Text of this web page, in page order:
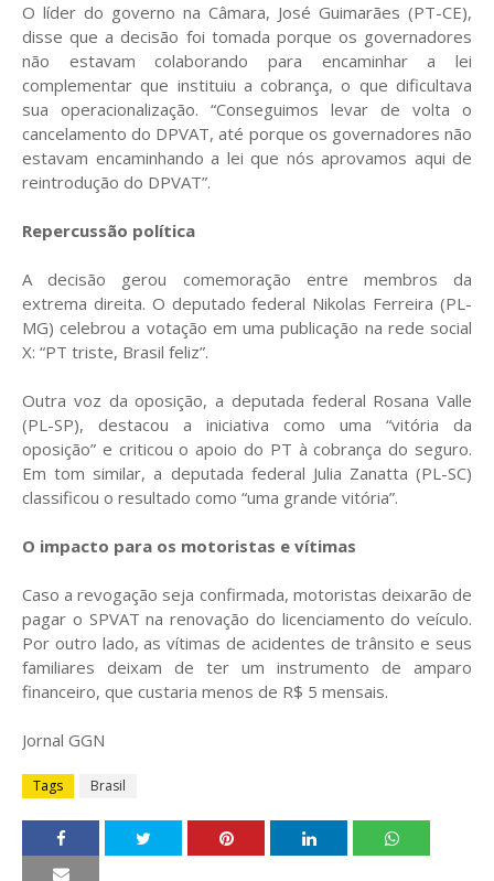
O líder do governo na Câmara, José Guimarães (PT-CE),
disse que a decisão foi tomada porque os governadores
não estavam colaborando para encaminhar a lei
complementar que instituiu a cobrança, o que dificultava
sua operacionalização. “Conseguimos levar de volta o
cancelamento do DPVAT, até porque os governadores não
estavam encaminhando a lei que nós aprovamos aqui de
reintrodução do DPVAT”.
Repercussão política
A decisão gerou comemoração entre membros da
extrema direita. O deputado federal Nikolas Ferreira (PL-
MG) celebrou a votação em uma publicação na rede social
X: “PT triste, Brasil feliz”.
Outra voz da oposição, a deputada federal Rosana Valle
(PL-SP), destacou a iniciativa como uma “vitória da
oposição” e criticou o apoio do PT à cobrança do seguro.
Em tom similar, a deputada federal Julia Zanatta (PL-SC)
classificou o resultado como “uma grande vitória”.
O impacto para os motoristas e vítimas
Caso a revogação seja confirmada, motoristas deixarão de
pagar o SPVAT na renovação do licenciamento do veículo.
Por outro lado, as vítimas de acidentes de trânsito e seus
familiares deixam de ter um instrumento de amparo
financeiro, que custaria menos de R$ 5 mensais.
Jornal GGN
Tags Brasil